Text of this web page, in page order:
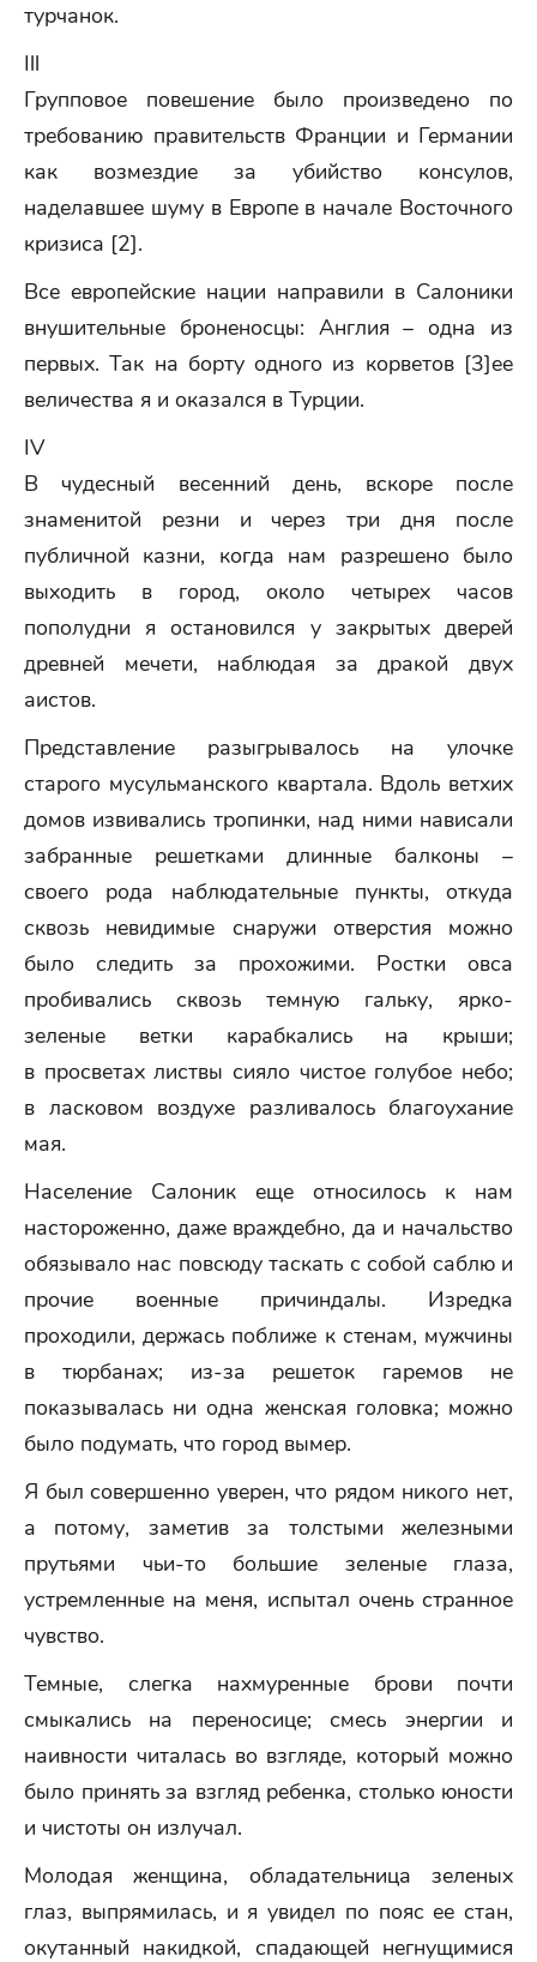
турчанок.
Ill
Групповое повешение было произведено по
требованию правительств Франции и Германии
как возмездие за убийство консулов,
наделавшее шуму в Европе в начале Восточного
кризиса [2].
Все европейские нации направили в Салоники
внушительные броненосцы: Англия – одна из
первых. Так на борту одного из корветов [3]ее
величества я и оказался в Турции.
IV
В чудесный весенний день, вскоре после
знаменитой резни и через три дня после
публичной казни, когда нам разрешено было
выходить в город, около четырех часов
пополудни я остановился у закрытых дверей
древней мечети, наблюдая за дракой двух
аистов.
Представление разыгрывалось на улочке
старого мусульманского квартала. Вдоль ветхих
домов извивались тропинки, над ними нависали
забранные решетками длинные балконы –
своего рода наблюдательные пункты, откуда
сквозь невидимые снаружи отверстия можно
было следить за прохожими. Ростки овса
пробивались сквозь темную гальку, ярко-
зеленые ветки карабкались на крыши;
в просветах листвы сияло чистое голубое небо;
в ласковом воздухе разливалось благоухание
мая.
Население Салоник еще относилось к нам
настороженно, даже враждебно, да и начальство
обязывало нас повсюду таскать с собой саблю и
прочие военные причиндалы. Изредка
проходили, держась поближе к стенам, мужчины
в тюрбанах; из-за решеток гаремов не
показывалась ни одна женская головка; можно
было подумать, что город вымер.
Я был совершенно уверен, что рядом никого нет,
а потому, заметив за толстыми железными
прутьями чьи-то большие зеленые глаза,
устремленные на меня, испытал очень странное
чувство.
Темные, слегка нахмуренные брови почти
смыкались на переносице; смесь энергии и
наивности читалась во взгляде, который можно
было принять за взгляд ребенка, столько юности
и чистоты он излучал.
Молодая женщина, обладательница зеленых
глаз, выпрямилась, и я увидел по пояс ее стан,
окутанный накидкой, спадающей негнущимися